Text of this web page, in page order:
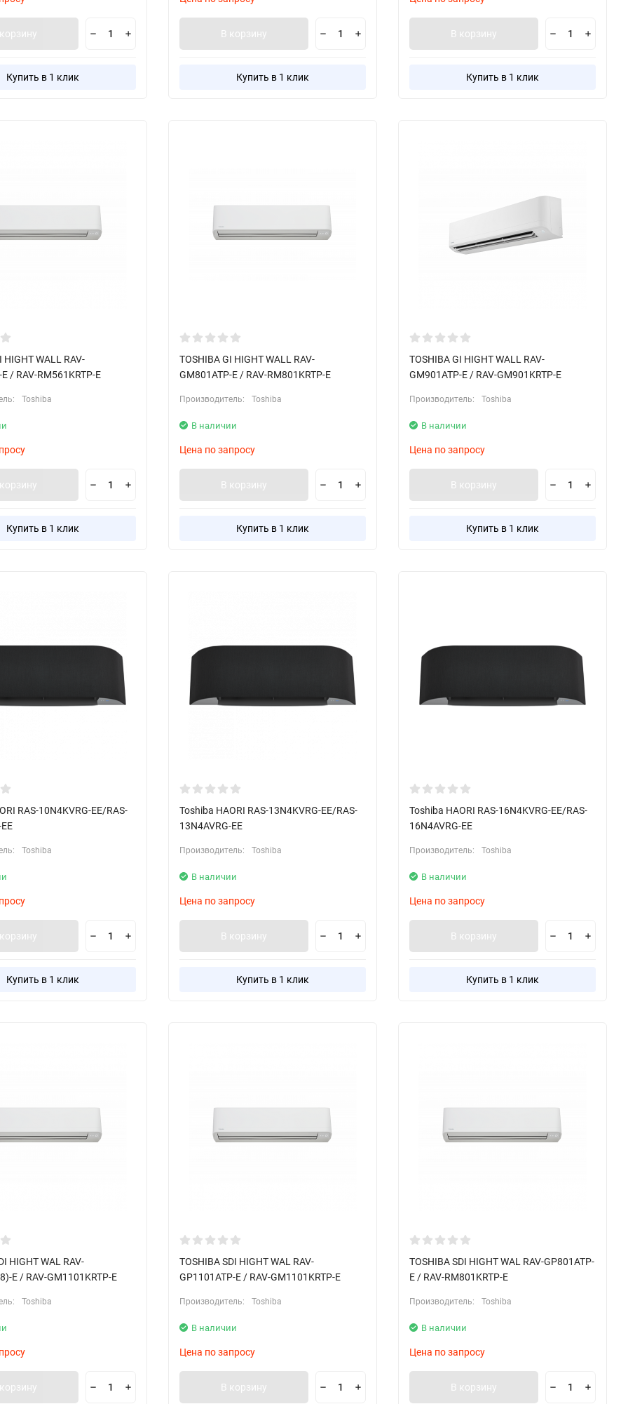
Купить в 1 клик
В корзину
Купить в 1 клик
В корзину
Купить в 1 клик
HIGHT WALL RAV-
/ RAV-RM561KRTP-E
Toshiba
Купить в 1 клик
TOSHIBA GI HIGHT WALL RAV-
GM801ATP-E / RAV-RM801KRTP-E
Производитель: Toshiba
В наличии
Цена по запросу
В корзину
Купить в 1 клик
TOSHIBA GI HIGHT WALL RAV-
GM901ATP-E / RAV-GM901KRTP-E
Производитель: Toshiba
В наличии
Цена по запросу
В корзину
Купить в 1 клик
RAS-10N4KVRG-EE/RAS-
Toshiba
Купить в 1 клик
Toshiba HAORI RAS-13N4KVRG-EE/RAS-
13N4AVRG-EE
Производитель: Toshiba
В наличии
Цена по запросу
В корзину
Купить в 1 клик
Toshiba HAORI RAS-16N4KVRG-EE/RAS-
16N4AVRG-EE
Производитель: Toshiba
В наличии
Цена по запросу
В корзину
Купить в 1 клик
HIGHT WAL RAV-
E / RAV-GM1101KRTP-E
Toshiba
TOSHIBA SDI HIGHT WAL RAV-
GP1101ATP-E / RAV-GM1101KRTP-E
Производитель: Toshiba
В наличии
Цена по запросу
В корзину
TOSHIBA SDI HIGHT WAL RAV-GP801ATP-
E / RAV-RM801KRTP-E
Производитель: Toshiba
В наличии
Цена по запросу
В корзину